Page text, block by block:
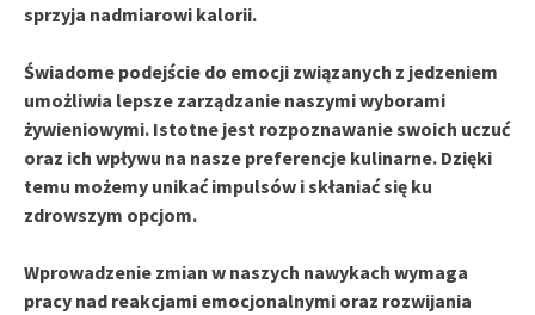
sprzyja nadmiarowi kalorii.
Świadome podejście do emocji związanych z jedzeniem
umożliwia lepsze zarządzanie naszymi wyborami
żywieniowymi. Istotne jest rozpoznawanie swoich uczuć
oraz ich wpływu na nasze preferencje kulinarne. Dzięki
temu możemy unikać impulsów i skłaniać się ku
zdrowszym opcjom.
Wprowadzenie zmian w naszych nawykach wymaga
pracy nad reakcjami emocjonalnymi oraz rozwijania